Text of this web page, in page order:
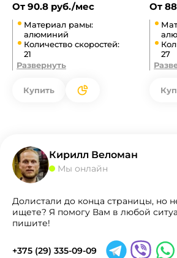
От 90.8 руб./мес
Материал рамы:
алюминий
Количество скоростей:
21
Развернуть
Купить
От
27
Кирилл Веломан
Мы онлайн
Долистали до конца страницы, но
ищете? Я помогу Вам в любой
пишите!
+375 (29) 335-09-09